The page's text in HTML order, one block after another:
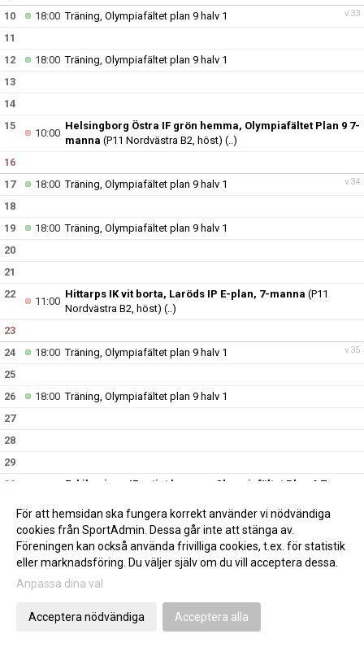
v.33
10 18:00Träning, Olympiafältet plan 9 halv 1
11
12
18:00Träning, Olympiafältet plan 9 halv 1
13
14
15
10:00
Helsingborg Östra IF grön hemma, Olympiafältet Plan 9 7-
manna (P11 Nordvästra B2, höst) (..)
16
v.34
17 18:00Träning, Olympiafältet plan 9 halv 1
18
19
18:00Träning, Olympiafältet plan 9 halv 1
20
21
22
11:00
Hittarps IK vit borta, Laröds IP E-plan, 7-manna (P11
Nordvästra B2, höst) (..)
23
v.35
24 18:00Träning, Olympiafältet plan 9 halv 1
25
26
18:00Träning, Olympiafältet plan 9 halv 1
27
28
29
30
Eskilsminne IF rutigt hemma, Olympiafältet Plan 9 7-
18:00Träning, Olympiafältet plan 9 halv 1
Gå till Webbversion
För att hemsidan ska fungera korrekt använder vi nödvändiga
cookies från SportAdmin. Dessa går inte att stänga av.
Föreningen kan också använda frivilliga cookies, t.ex. för statistik
eller marknadsföring. Du väljer själv om du vill acceptera dessa.
Anpassa dina val
Acceptera nödvändiga Acceptera alla